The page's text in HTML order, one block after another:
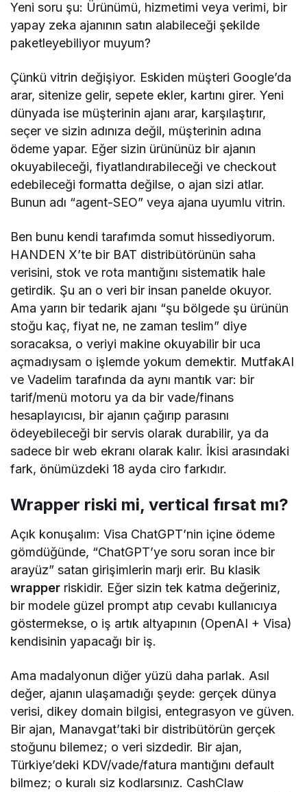
Yeni soru şu: Ürünümü, hizmetimi veya verimi, bir
yapay zeka ajanının satın alabileceği şekilde
paketleyebiliyor muyum?
Çünkü vitrin değişiyor. Eskiden müşteri Google’da
arar, sitenize gelir, sepete ekler, kartını girer. Yeni
dünyada ise müşterinin ajanı arar, karşılaştırır,
seçer ve sizin adınıza değil, müşterinin adına
ödeme yapar. Eğer sizin ürününüz bir ajanın
okuyabileceği, fiyatlandırabileceği ve checkout
edebileceği formatta değilse, o ajan sizi atlar.
Bunun adı “agent-SEO” veya ajana uyumlu vitrin.
Ben bunu kendi tarafımda somut hissediyorum.
HANDEN X’te bir BAT distribütörünün saha
verisini, stok ve rota mantığını sistematik hale
getirdik. Şu an o veri bir insan panelde okuyor.
Ama yarın bir tedarik ajanı “şu bölgede şu ürünün
stoğu kaç, fiyat ne, ne zaman teslim” diye
soracaksa, o veriyi makine okuyabilir bir uca
açmadıysam o işlemde yokum demektir. MutfakAI
ve Vadelim tarafında da aynı mantık var: bir
tarif/menü motoru ya da bir vade/finans
hesaplayıcısı, bir ajanın çağırıp parasını
ödeyebileceği bir servis olarak durabilir, ya da
sadece bir web ekranı olarak kalır. İkisi arasındaki
fark, önümüzdeki 18 ayda ciro farkıdır.
Wrapper riski mi, vertical fırsat mı?
Açık konuşalım: Visa ChatGPT’nin içine ödeme
gömdüğünde, “ChatGPT’ye soru soran ince bir
arayüz” satan girişimlerin marjı erir. Bu klasik
wrapper riskidir. Eğer sizin tek katma değeriniz,
bir modele güzel prompt atıp cevabı kullanıcıya
göstermekse, o iş artık altyapının (OpenAI + Visa)
kendisinin yapacağı bir iş.
Ama madalyonun diğer yüzü daha parlak. Asıl
değer, ajanın ulaşamadığı şeyde: gerçek dünya
verisi, dikey domain bilgisi, entegrasyon ve güven.
Bir ajan, Manavgat’taki bir distribütörün gerçek
stoğunu bilemez; o veri sizdedir. Bir ajan,
Türkiye’deki KDV/vade/fatura mantığını default
bilmez; o kuralı siz kodlarsınız. CashClaw